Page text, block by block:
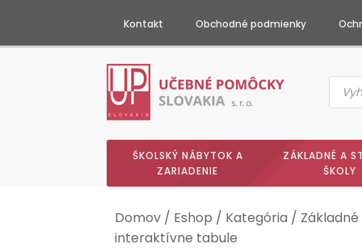
Kontakt Obchodné podmienky
search
ŠKOLSKÝ NÁBYTOK A
ZARIADENIE
ZÁKLADNÉ A
ŠKOLY
Domov / Eshop / Kategória /
interaktívne tabule